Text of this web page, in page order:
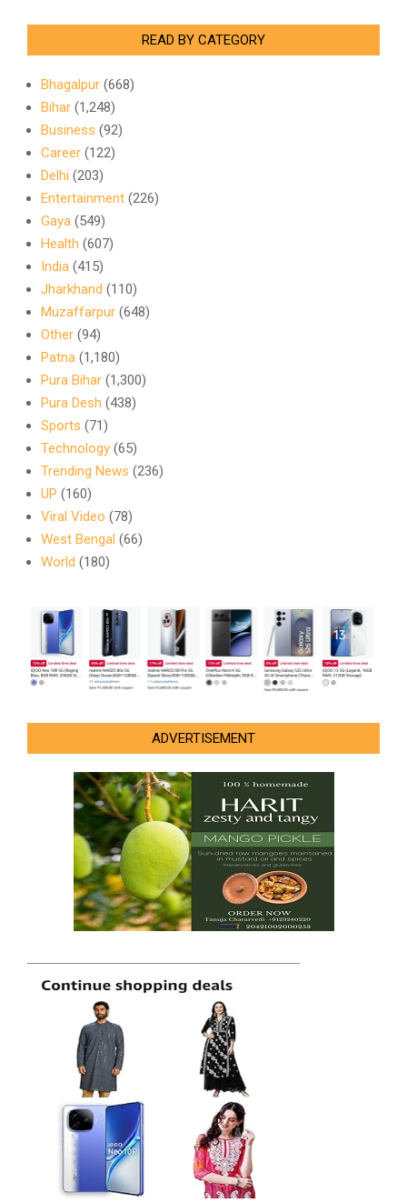
READ BY CATEGORY
Bhagalpur (668)
Bihar (1,248)
Business (92)
Career (122)
Delhi (203)
Entertainment (226)
Gaya (549)
Health (607)
India (415)
Jharkhand (110)
Muzaffarpur (648)
Other (94)
Patna (1,180)
Pura Bihar (1,300)
Pura Desh (438)
Sports (71)
Technology (65)
Trending News (236)
UP (160)
Viral Video (78)
West Bengal (66)
World (180)
ADVERTISEMENT